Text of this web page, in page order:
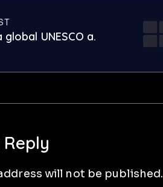
global UNESCO a.
will not be published.